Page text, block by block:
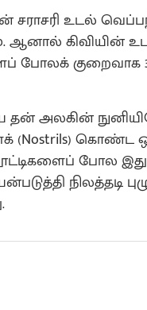
உடல்
ஆனால் கிவியின்
போலக் குறைவாக
தன் அலகின்
(Nostrils) கொண்ட
போல
நிலத்தடி